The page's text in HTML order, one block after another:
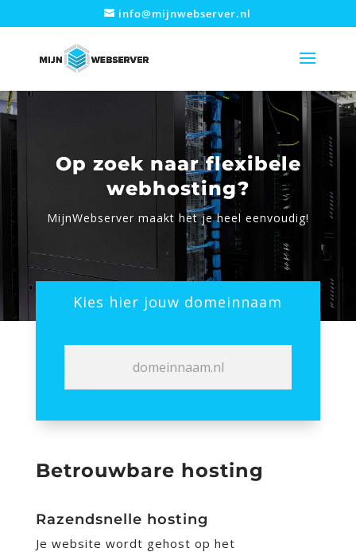
info@mijnwebserver.nl
Op zoek naar flexibele
webhosting?
MijnWebserver maakt het je heel eenvoudig!
Kies hier jouw domeinnaam
Betrouwbare hosting
Razendsnelle hosting
Je website wordt gehost op het